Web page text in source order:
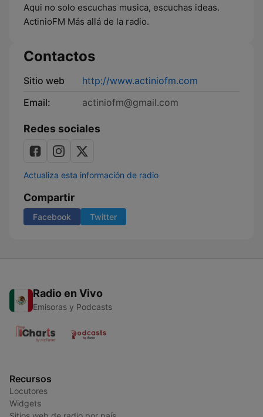
Aqui no solo escuchas musica, escuchas ideas.
ActinioFM Más allá de la radio.
Contactos
Sitio web
http://www.actiniofm.com
Email:
actiniofm@gmail.com
Redes sociales
Actualiza esta información de radio
Compartir
Facebook Twitter
Radio en Vivo
Emisoras y Podcasts
Recursos
Locutores
Widgets